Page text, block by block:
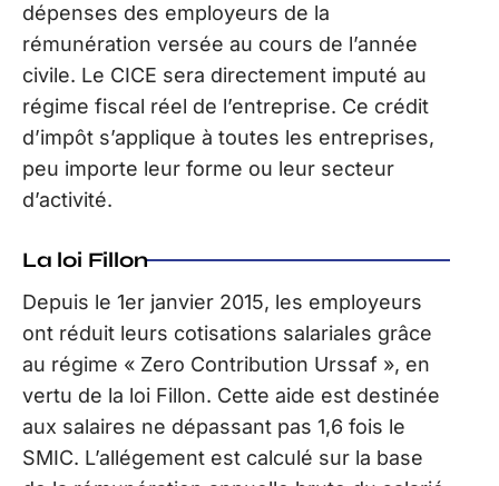
dépenses des employeurs de la
rémunération versée au cours de l’année
civile. Le CICE sera directement imputé au
régime fiscal réel de l’entreprise. Ce crédit
d’impôt s’applique à toutes les entreprises,
peu importe leur forme ou leur secteur
d’activité.
La loi Fillon
Depuis le 1er janvier 2015, les employeurs
ont réduit leurs cotisations salariales grâce
au régime « Zero Contribution Urssaf », en
vertu de la loi Fillon. Cette aide est destinée
aux salaires ne dépassant pas 1,6 fois le
SMIC. L’allégement est calculé sur la base